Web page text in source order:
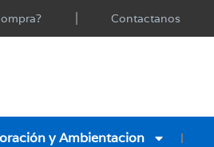
Contactanos
y Ambientacion